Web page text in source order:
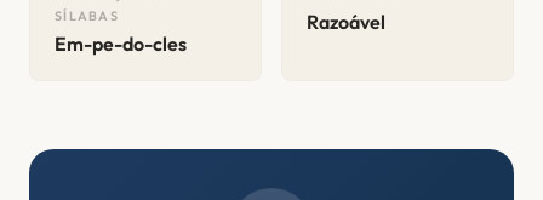
SÍLABAS
Em-pe-do-cles
Razoável